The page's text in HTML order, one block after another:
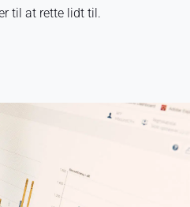
til at rette lidt til.